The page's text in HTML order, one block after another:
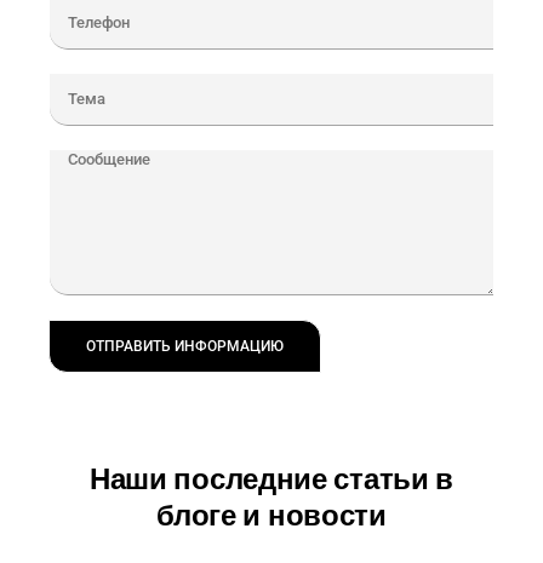
ОТПРАВИТЬ ИНФОРМАЦИЮ
Наши последние статьи в
блоге и новости